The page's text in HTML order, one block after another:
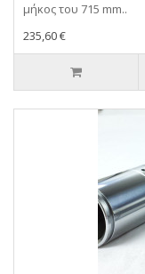
μήκος του 715 mm..
235,60 €